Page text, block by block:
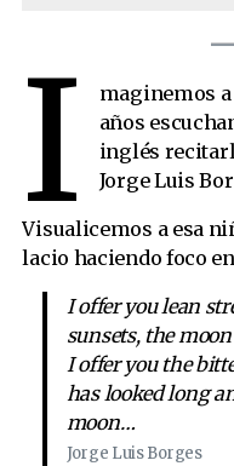
I
maginemos
años
inglés
Jorge Luis
Visualicemos a esa
lacio haciendo foco
I offer you lean
sunsets, the
I offer you the
has looked long
moon…
Jorge Luis Borges